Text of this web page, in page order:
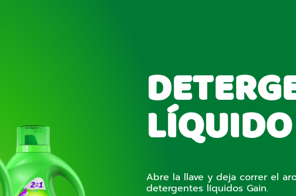
Abre la llave y deja correr el
detergentes líquidos Gain.